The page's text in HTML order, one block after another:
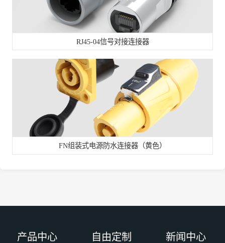
RJ45-04信号对接连接器
FN组装式电源防水连接器（黄色）
产品中心 自由定制 新闻中心